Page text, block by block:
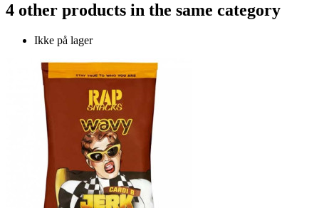
4 other products in the same category
Ikke på lager